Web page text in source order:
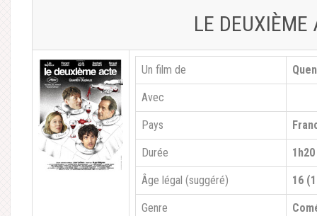
LE DEUXIÈME
Un film de
Avec
Pays
Durée 1h20
Âge légal (suggéré) 16
Genre